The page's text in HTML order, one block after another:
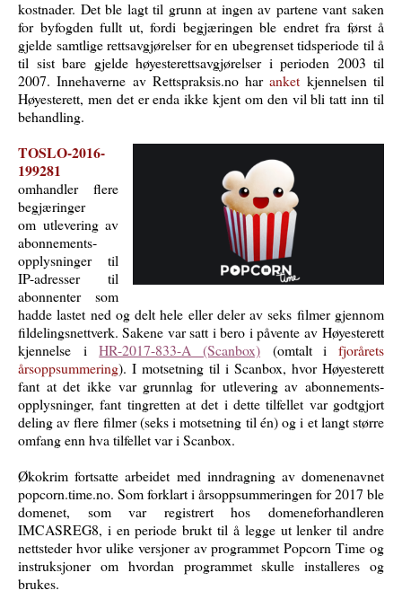
kostnader. Det ble lagt til grunn at ingen av partene vant saken
for byfogden fullt ut, fordi begjæringen ble endret fra først å
gjelde samtlige rettsavgjørelser for en ubegrenset tidsperiode til å
til sist bare gjelde høyesterettsavgjørelser i perioden 2003 til
2007. Innehaverne av Rettspraksis.no haranket kjennelsen til
Høyesterett, men det er enda ikke kjent om den vil bli tatt inn til
behandling.
TOSLO-2016-
199281
omhandler flere
begjæringer
om utlevering av
abonnements­
opplysninger til
IP-adresser til
abonnenter som
hadde lastet ned og delt hele eller deler av seks filmer gjennom
fildelingsnettverk. Sakene var satt i bero i påvente av Høyesterett
kjennelse i
HR-2017-833-A (Scanbox) (omtalt ifjorårets
årsoppsummering). I motsetning til i Scanbox, hvor Høyesterett
fant at det ikke var grunnlag for utlevering av abonnements­
opplysninger, fant tingretten at det i dette tilfellet var godtgjort
deling av flere filmer (seks i motsetning til én) og i et langt større
omfang enn hva tilfellet var i Scanbox.
Økokrim fortsatte arbeidet med inndragning av domenenavnet
popcorn.time.no. Som forklart i årsoppsummeringen for 2017 ble
domenet, som var registrert hos domeneforhandleren
IMCASREG8, i en periode brukt til å legge ut lenker til andre
nettsteder hvor ulike versjoner av programmet Popcorn Time og
instruksjoner om hvordan programmet skulle installeres og
brukes.